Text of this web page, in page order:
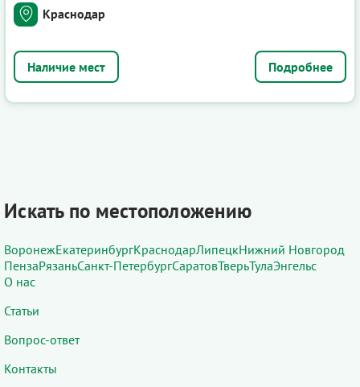
Краснодар
Подробнее
Искать по местоположению
ВоронежЕкатеринбургКраснодарЛипецкНижний Новгород
ПензаРязаньСанкт-ПетербургСаратовТверьТулаЭнгельс
О нас
Статьи
Вопрос-ответ
Контакты